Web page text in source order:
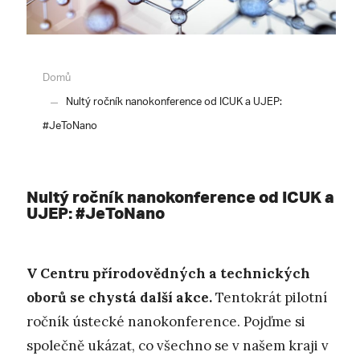
Domů
Nultý ročník nanokonference od ICUK a UJEP:
#JeToNano
Nultý ročník nanokonference od ICUK a
UJEP: #JeToNano
V Centru přírodovědných a technických
oborů se chystá další akce.Tentokrát pilotní
ročník ústecké nanokonference. Pojďme si
společně ukázat, co všechno se v našem kraji v